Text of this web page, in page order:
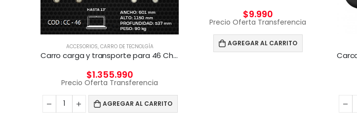
ACCESORIOS, CARRO DE TECNOLGÍA
Carro carga y transporte para 46 Chromebook
$1.355.990
Precio Oferta Transferencia
AGREGAR AL CARRITO
$9.990
Precio Oferta Transferencia
AGREGAR AL CARRITO